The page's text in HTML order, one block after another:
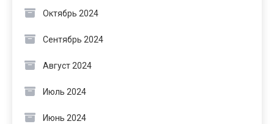
Октябрь 2024
Сентябрь 2024
Август 2024
Июль 2024
Июнь 2024